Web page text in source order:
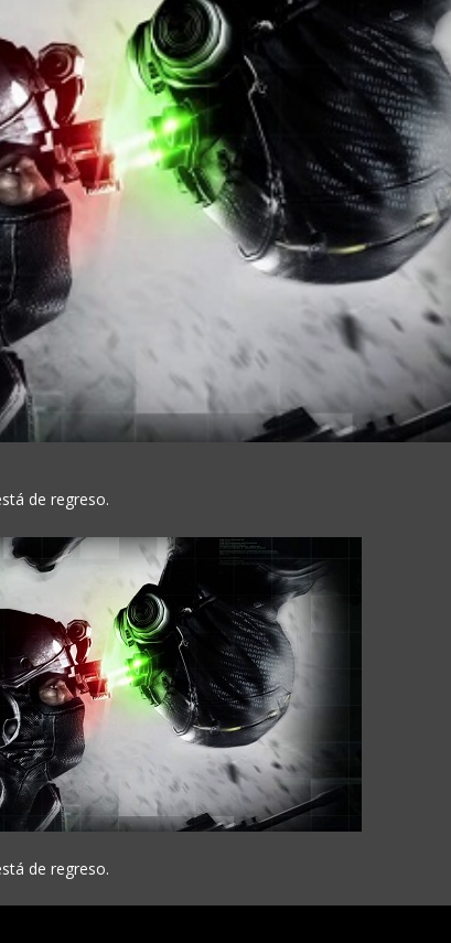
de regreso.
de regreso.